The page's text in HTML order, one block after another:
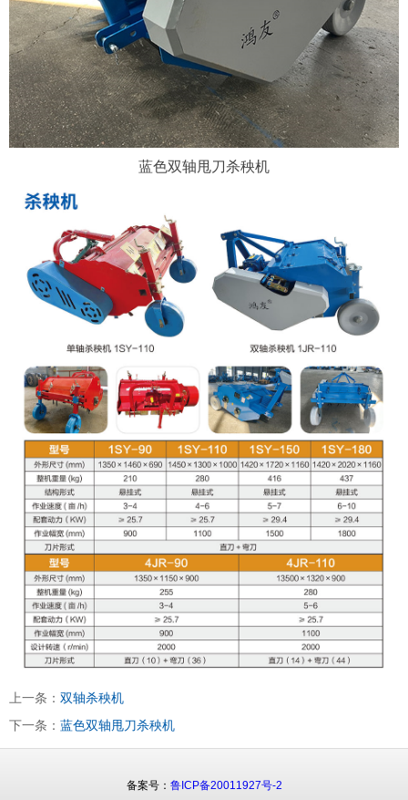
蓝色双轴甩刀杀秧机
上一条： 双轴杀秧机
下一条： 蓝色双轴甩刀杀秧机
备案号： 鲁ICP备20011927号-2